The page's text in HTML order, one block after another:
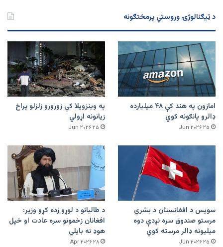
د ټیګنالوژۍ وروستي پرمختګونه
امازون په هند کې ۴۸ میلیارده
ډالرو پانګونه کوي
۲۵ Jun ۲۰۲۶
په وینزویلا کې زورورو زلزلو پراخ
زیانونه اړولي
۲۵ Jun ۲۰۲۶
سویس د افغانستان د بشري
مرستو صندوق سره نږدې دوه
میلیونه ډالر مرسته کوي
۲۵ Jun ۲۰۲۶
د طالبانو د لوړو زده کړو وزیر:
افغانان زخمونو سره عادت او خپل
هوډ نه بایلي
۲۸ Apr ۲۰۲۶